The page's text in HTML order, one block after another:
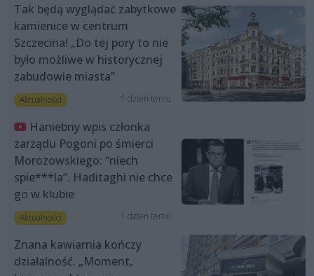
Tak będą wyglądać zabytkowe
kamienice w centrum
Szczecina! „Do tej pory to nie
było możliwe w historycznej
zabudowie miasta”
Aktualności 1 dzień temu
Haniebny wpis członka
zarządu Pogoni po śmierci
Morozowskiego: “niech
spie***la”. Haditaghi nie chce
go w klubie
Aktualności 1 dzień temu
Znana kawiarnia kończy
działalność. „Moment,